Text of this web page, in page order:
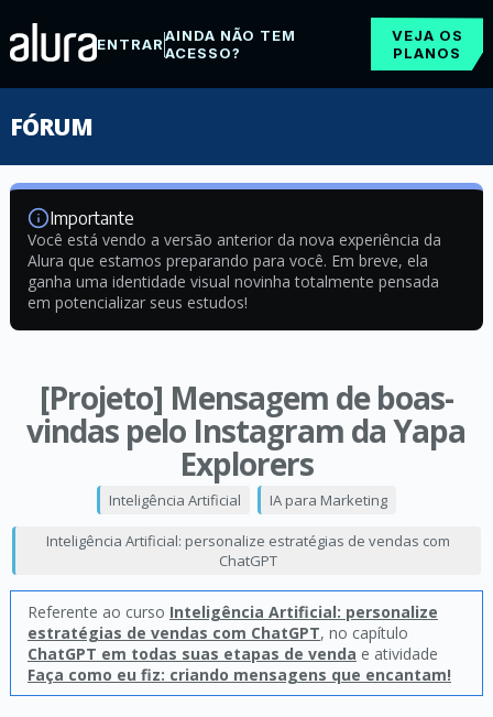
ENTRARAINDA NÃO TEM
ACESSO?
VEJA OS
PLANOS
FÓRUM
Importante
Você está vendo a versão anterior da nova experiência da
Alura que estamos preparando para você. Em breve, ela
ganha uma identidade visual novinha totalmente pensada
em potencializar seus estudos!
[Projeto] Mensagem de boas-
vindas pelo Instagram da Yapa
Explorers
Inteligência Artificial IA para Marketing
Inteligência Artificial: personalize estratégias de vendas com
ChatGPT
Referente ao curso Inteligência Artificial: personalize
estratégias de vendas com ChatGPT, no capítulo
ChatGPT em todas suas etapas de venda e atividade
Faça como eu fiz: criando mensagens que encantam!